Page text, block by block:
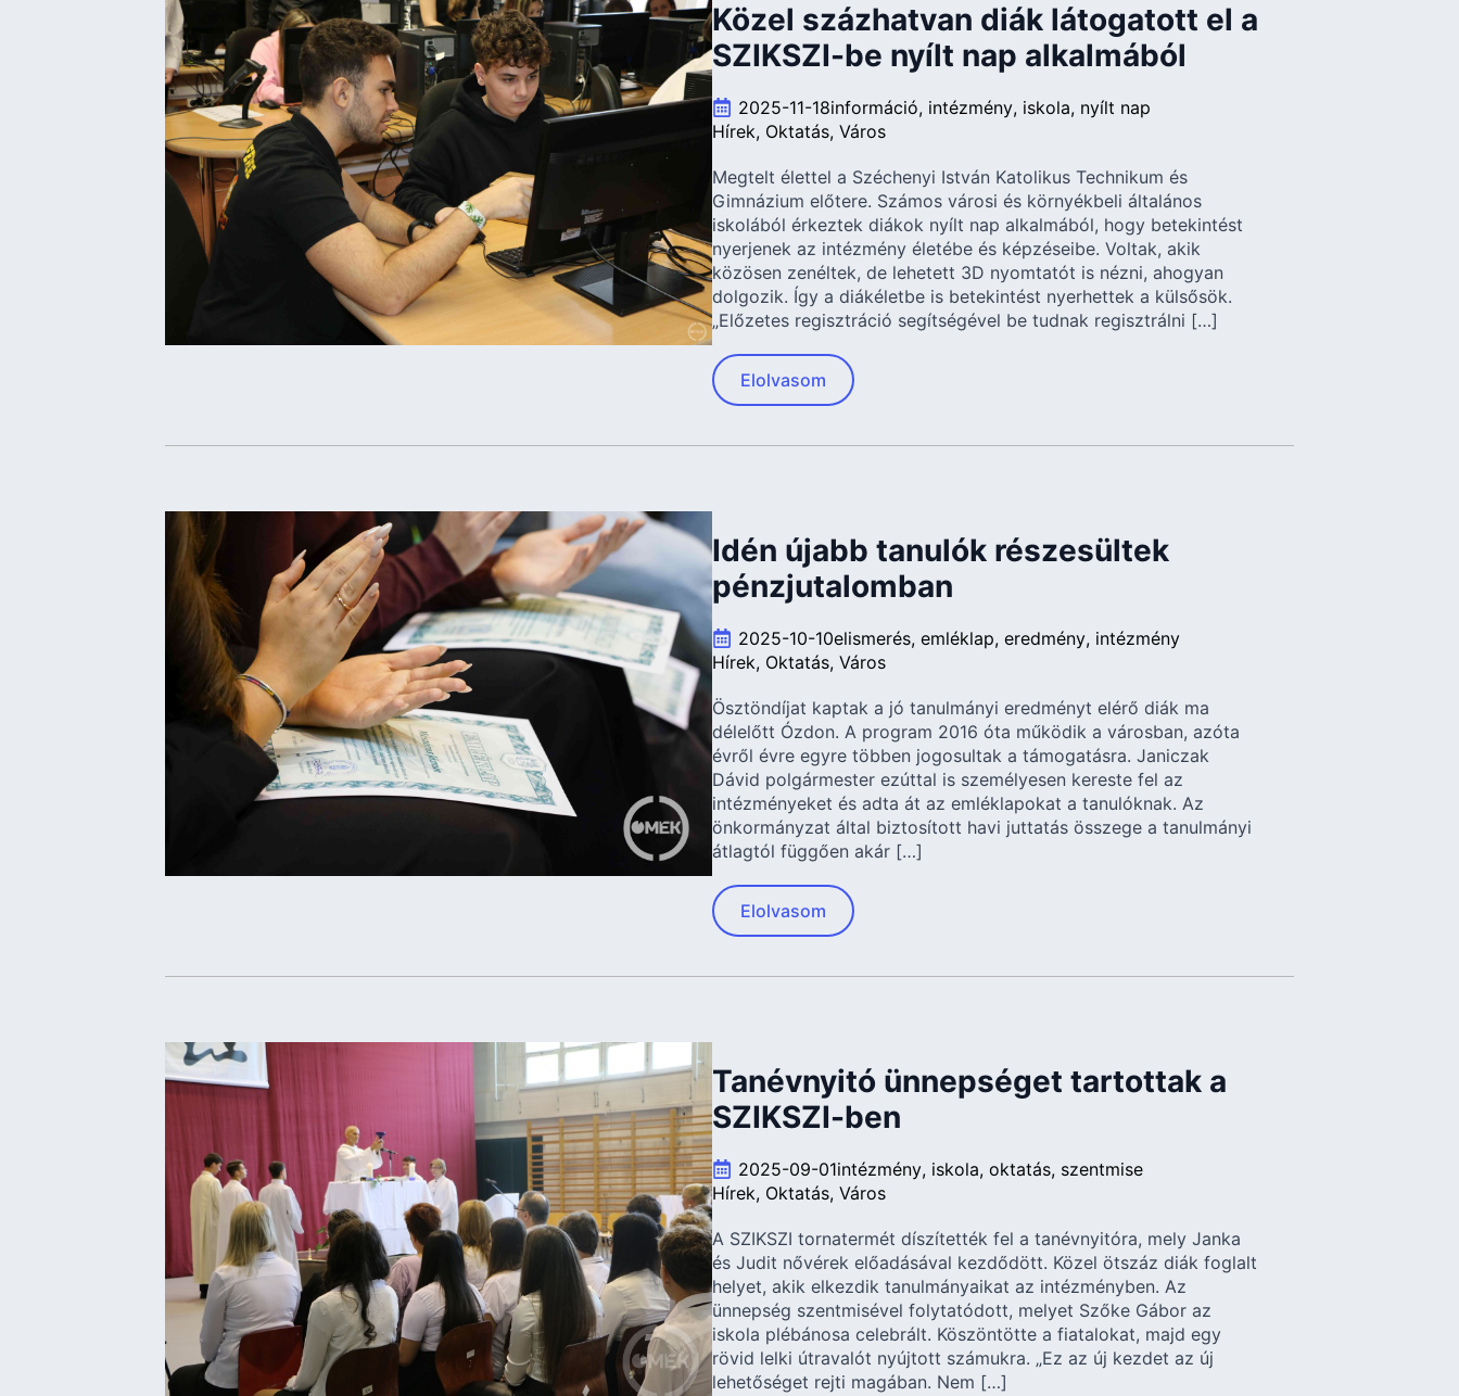
Közel százhatvan diák látogatott el a
SZIKSZI-be nyílt nap alkalmából
2025-11-18információ intézmény iskola nyílt nap
Hírek Oktatás Város
Megtelt élettel a Széchenyi István Katolikus Technikum és
Gimnázium előtere. Számos városi és környékbeli általános
iskolából érkeztek diákok nyílt nap alkalmából, hogy betekintést
nyerjenek az intézmény életébe és képzéseibe. Voltak, akik
közösen zenéltek, de lehetett 3D nyomtatót is nézni, ahogyan
dolgozik. Így a diákéletbe is betekintést nyerhettek a külsősök.
„Előzetes regisztráció segítségével be tudnak regisztrálni […]
Elolvasom
Idén újabb tanulók részesültek
pénzjutalomban
2025-10-10elismerés emléklap eredmény intézmény
Hírek Oktatás Város
Ösztöndíjat kaptak a jó tanulmányi eredményt elérő diák ma
délelőtt Ózdon. A program 2016 óta működik a városban, azóta
évről évre egyre többen jogosultak a támogatásra. Janiczak
Dávid polgármester ezúttal is személyesen kereste fel az
intézményeket és adta át az emléklapokat a tanulóknak. Az
önkormányzat által biztosított havi juttatás összege a tanulmányi
átlagtól függően akár […]
Elolvasom
Tanévnyitó ünnepséget tartottak a
SZIKSZI-ben
2025-09-01intézmény iskola oktatás szentmise
Hírek Oktatás Város
A SZIKSZI tornatermét díszítették fel a tanévnyitóra, mely Janka
és Judit nővérek előadásával kezdődött. Közel ötszáz diák foglalt
helyet, akik elkezdik tanulmányaikat az intézményben. Az
ünnepség szentmisével folytatódott, melyet Szőke Gábor az
iskola plébánosa celebrált. Köszöntötte a fiatalokat, majd egy
rövid lelki útravalót nyújtott számukra. „Ez az új kezdet az új
lehetőséget rejti magában. Nem […]